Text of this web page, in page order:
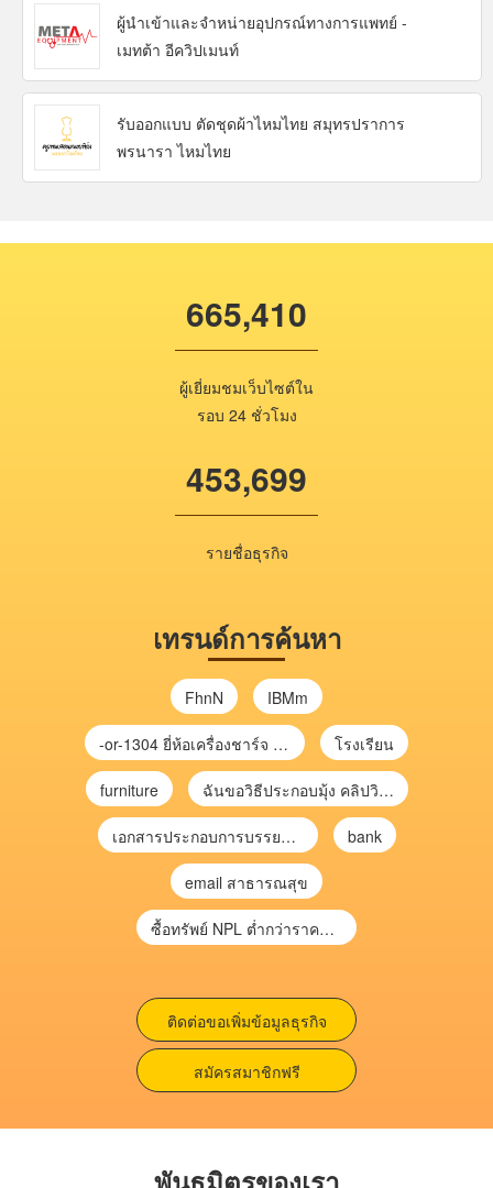
ผู้นำเข้าและจำหน่ายอุปกรณ์ทางการแพทย์ -
เมทต้า อีควิปเมนท์
รับออกแบบ ตัดชุดผ้าไหมไทย สมุทรปราการ
พรนารา ไหมไทย
665,410
ผู้เยี่ยมชมเว็บไซต์ใน
รอบ 24 ชั่วโมง
453,699
รายชื่อธุรกิจ
เทรนด์การค้นหา
FhnN IBMm
-or-1304 ยี่ห้อเครื่องชาร์จ chargecore โรงเรียน
furniture ฉันขอวิธีประกอบมุ้ง คลิปวิดีโอ การประกอบมุ้ง
เอกสารประกอบการบรรยาย การประเมินความเสี่ยงเพื่อวางแผนการตรวจสอบ \ bank
email สาธารณสุข
ซื้อทรัพย์ NPL ต่ำกว่าราคาตลาด 30-70% แบบไม่ต้องไปประมูล”
ติดต่อขอเพิ่มข้อมูลธุรกิจ
สมัครสมาชิกฟรี